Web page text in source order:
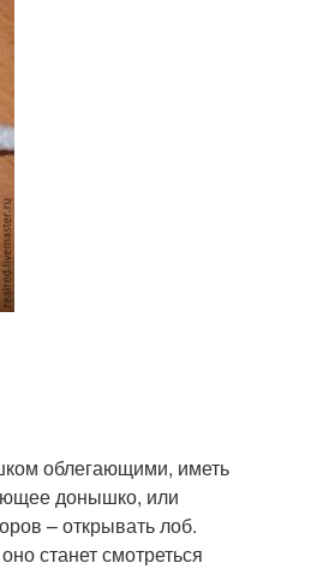
облегающими, иметь
донышко, или
– открывать лоб.
станет смотреться